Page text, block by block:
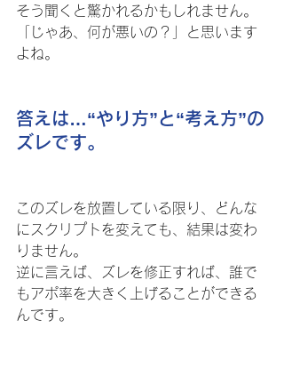
そう聞くと驚かれるかもしれません。
「じゃあ、何が悪いの？」と思います
よね。
答えは…“やり方”と“考え方”の
ズレです。
このズレを放置している限り、どんな
にスクリプトを変えても、結果は変わ
りません。
逆に言えば、ズレを修正すれば、誰で
もアポ率を大きく上げることができる
んです。